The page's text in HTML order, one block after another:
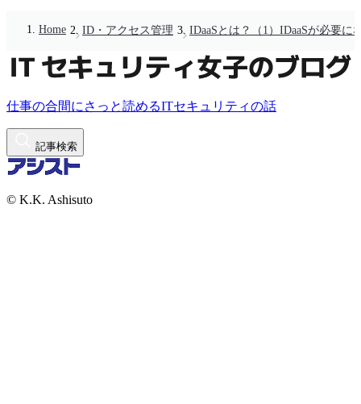
Home ID・アクセス管理 IDaaSとは？（1）IDaaSが必要に
仕事の合間にさっと読めるITセキュリティの話
記事検索
© K.K. Ashisuto